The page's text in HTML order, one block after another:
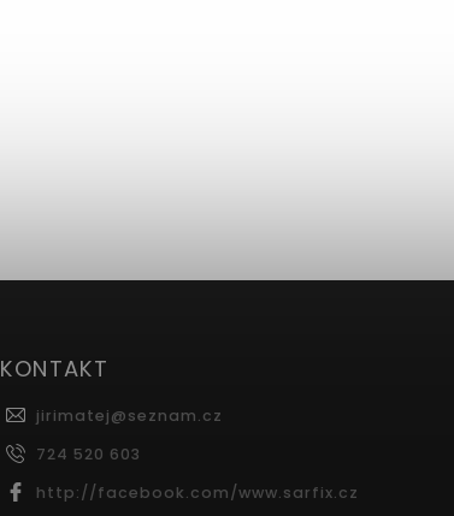
KONTAKT
jirimatej@seznam.cz
724 520 603
http://facebook.com/www.sarfix.cz